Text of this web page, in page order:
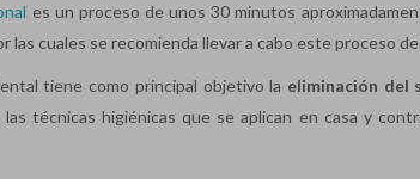
es un proceso de unos 30 minutos
las cuales se recomienda llevar a cabo este proceso
tiene como principal objetivo la eliminación del
técnicas higiénicas que se aplican en casa y